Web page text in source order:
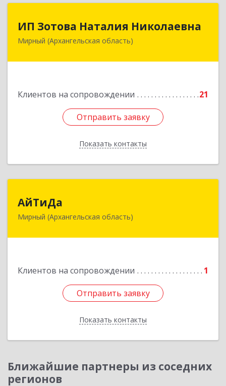
ИП Зотова Наталия Николаевна
Мирный (Архангельская область)
Клиентов на сопровождении 21
Отправить заявку
Показать контакты
164170, г.Мирный, Архангельской обл.,
Отправить заявку
Назад
АйТиДа
Мирный (Архангельская область)
Клиентов на сопровождении 1
Отправить заявку
Показать контакты
164170, Архангельская обл, Мирный г,
Отправить заявку
Назад
Ближайшие партнеры из соседних
регионов